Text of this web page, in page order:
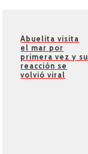
Abuelita visita
el mar por
primera vez y su
reacción se
volvió viral